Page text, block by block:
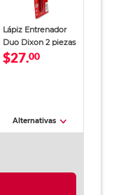
Lápiz Entrenador
Duo Dixon 2 piezas
$27.00
Alternativas